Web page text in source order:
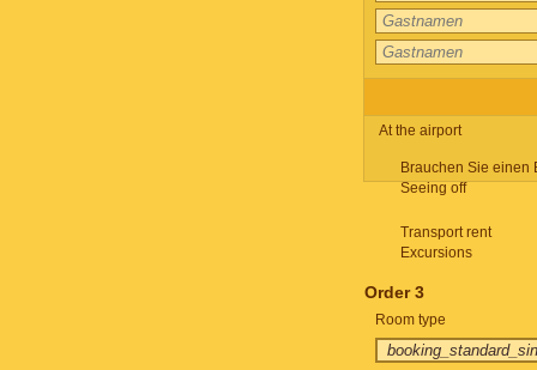
At the airport
Brauchen Sie einen
Seeing off
Transport rent
Excursions
Order 3
Room type